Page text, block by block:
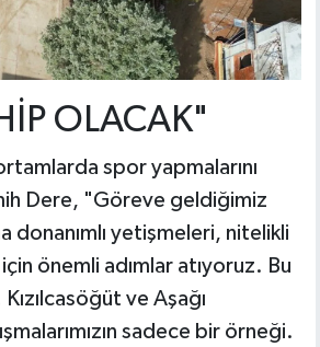
OLACAK"
spor yapmalarını
Dere, "Göreve geldiğimiz
donanımlı yetişmeleri, nitelikli
önemli adımlar atıyoruz. Bu
ve Aşağı
sadece bir örneği.